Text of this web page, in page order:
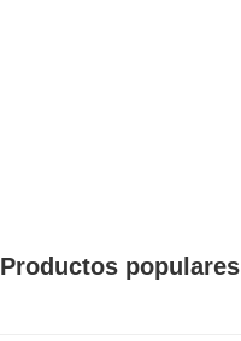
Productos populares